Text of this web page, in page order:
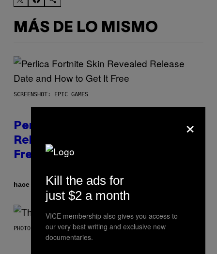
MÁS DE LO MISMO
SCREENSHOT: EPIC GAMES
Perlica Fortnite Skin Revealed –
Release Date and How to Get It
Free
hace 30 minutosPorBrent Koepp
PHOTO BY BOB BERG/GETTY IMAGES
×
Kill the ads for
just $2 a month
VICE membership also gives you access to
our very best writing and exclusive new
documentaries.